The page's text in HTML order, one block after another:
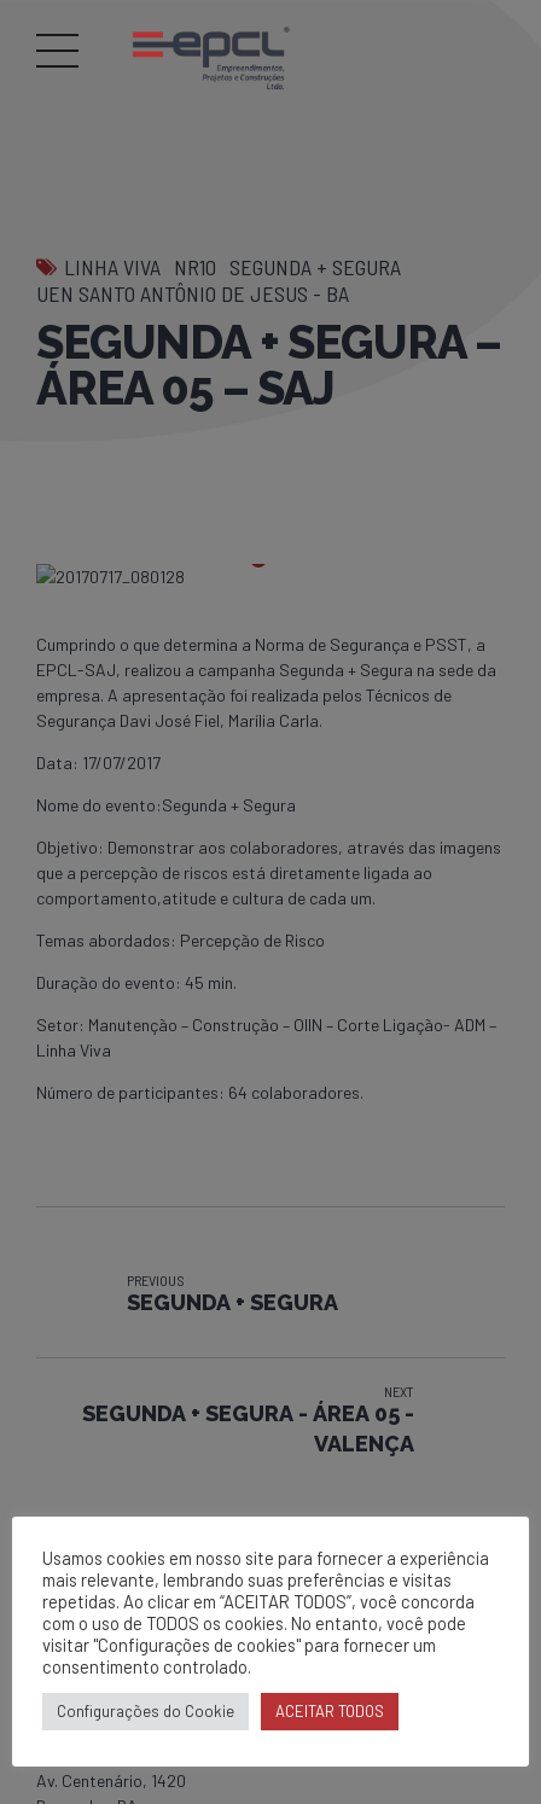
LINHA VIVA NR10 SEGUNDA + SEGURA
UEN SANTO ANTÔNIO DE JESUS - BA
SEGUNDA + SEGURA –
ÁREA 05 – SAJ
Cumprindo o que determina a Norma de Segurança e PSST, a
EPCL-SAJ, realizou a campanha Segunda + Segura na sede da
empresa. A apresentação foi realizada pelos Técnicos de
Segurança Davi José Fiel, Marília Carla.
Data: 17/07/2017
Nome do evento:Segunda + Segura
Objetivo: Demonstrar aos colaboradores, através das imagens
que a percepção de riscos está diretamente ligada ao
comportamento,atitude e cultura de cada um.
Temas abordados: Percepção de Risco
Duração do evento: 45 min.
Setor: Manutenção – Construção – OIIN – ​​​​​​​​​​​​​​​​​​​​​​​​​​​​​​​​​​​​​​​​Corte Ligação- ADM –
Linha Viva
Número de participantes: 64 colaboradores.
PREVIOUS
SEGUNDA + SEGURA
NEXT
SEGUNDA + SEGURA - ÁREA 05 -
VALENÇA
EPCL
Matriz
Av. Centenário, 1420
Usamos cookies em nosso site para fornecer a experiência
mais relevante, lembrando suas preferências e visitas
repetidas. Ao clicar em “ACEITAR TODOS”, você concorda
com o uso de TODOS os cookies. No entanto, você pode
visitar "Configurações de cookies" para fornecer um
consentimento controlado.
Configurações do Cookie ACEITAR TODOS